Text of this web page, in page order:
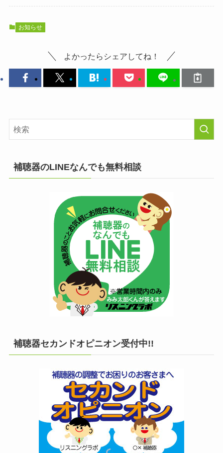
お知らせ
よかったらシェアしてね！
補聴器のLINEなんでも無料相談
補聴器セカンドオピニオン受付中!!